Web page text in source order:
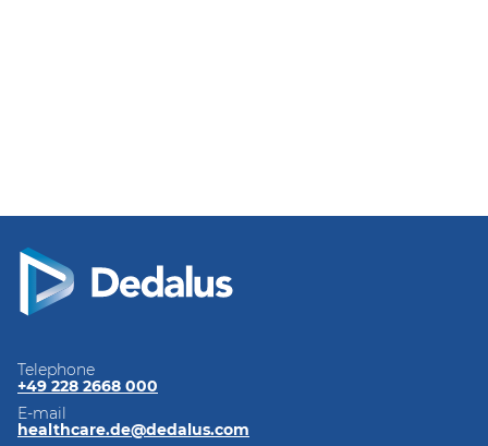
Telephone
+49 228 2668 000
E-mail
healthcare.de@dedalus.com